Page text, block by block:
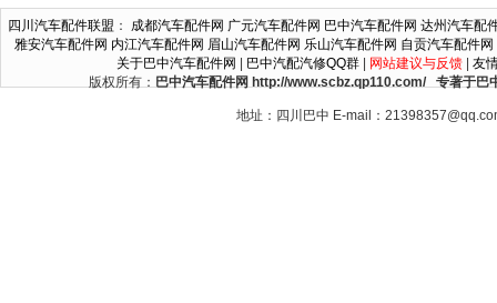
四川汽车配件联盟 ： 成都汽车配件网 广元汽车配件网 巴中汽车配件网 达州汽车配
雅安汽车配件网 内江汽车配件网 眉山汽车配件网 乐山汽车配件网 自贡汽车配件网
关于巴中汽车配件网
巴中汽配汽修QQ群| 网站建议与反馈| 友
版权所有： 巴中汽车配件网 http://www.scbz.qp110.com/ 专著于巴
地址：四川巴中 E-mail：